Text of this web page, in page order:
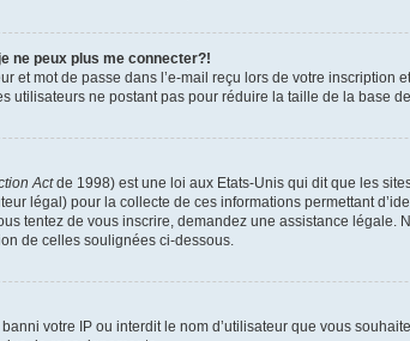
ne peux plus me connecter?!
et mot de passe dans l’e-mail reçu lors de votre
utilisateurs ne postant pas pour réduire la taille de la base
Actde 1998) est une loi aux Etats-Unis qui dit que les
légal) pour la collecte de ces informations permettant
tentez de vous inscrire, demandez une assistance
de celles soulignées ci-dessous.
votre IP ou interdit le nom d’utilisateur que vous